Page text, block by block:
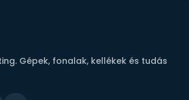
Gépek, fonalak, kellékek és tudás